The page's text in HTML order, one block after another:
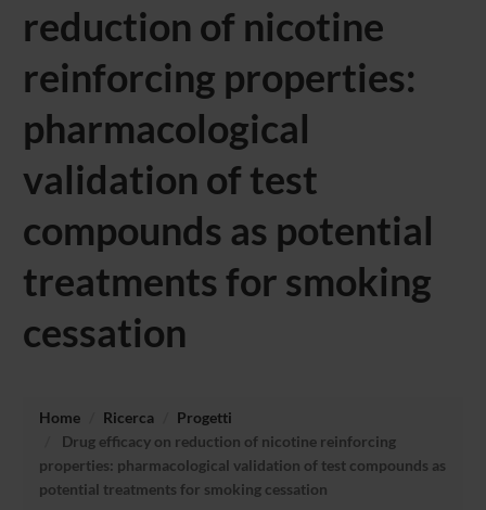
reduction of nicotine
reinforcing properties:
pharmacological
validation of test
compounds as potential
treatments for smoking
cessation
Home Ricerca
Progetti
Drug efficacy on reduction of nicotine reinforcing
properties: pharmacological validation of test compounds as
potential treatments for smoking cessation